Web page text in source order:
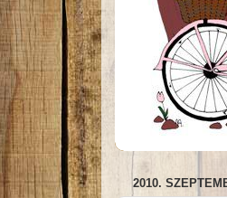
2010.